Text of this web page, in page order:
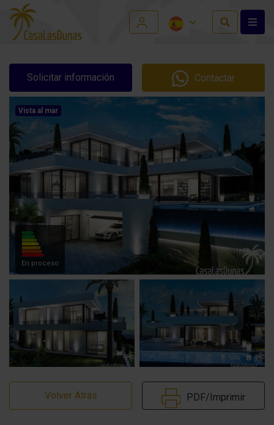
Solicitar información Contactar
Vista al mar
En proceso
Volver Atrás PDF/Imprimir